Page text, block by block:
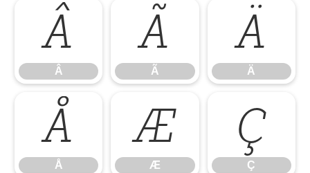
Â
Â
Ã
Ã
Ä
Ä
Å
Å
Æ
Æ
Ç
Ç